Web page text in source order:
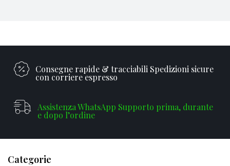
Consegne rapide & tracciabili Spedizioni sicure
con corriere espresso
Assistenza WhatsApp Supporto prima, durante
e dopo l’ordine
Categorie